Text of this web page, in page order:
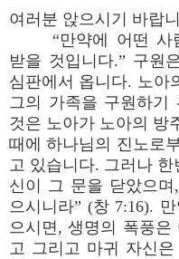
여러분 앉으시기 바랍
“만약에 어떤
받을 것입니다.” 구원
심판에서 옵니다. 노아
그의 가족을 구원하기
것은 노아가 노아의 방
때에 하나님의 진노로
고 있습니다. 그러나
신이 그 문을 닫았으
으시니라” (창 7:16).
으시면, 생명의 폭풍
고 그리고 마귀 자신